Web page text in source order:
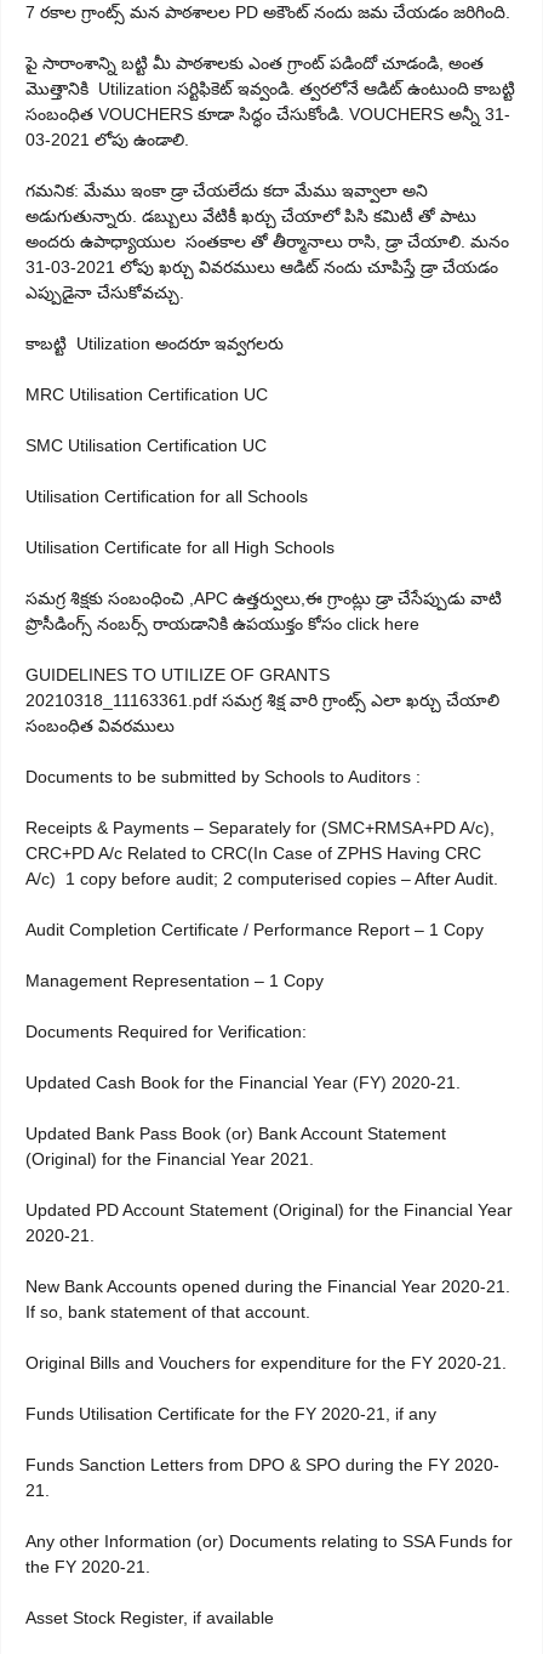
7 రకాల గ్రాంట్స్ మన పాఠశాలల PD అకౌంట్ నందు జమ చేయడం జరిగింది.
పై సారాంశాన్ని బట్టి మీ పాఠశాలకు ఎంత గ్రాంట్ పడిందో చూడండి, అంత
మొత్తానికి Utilization సర్టిఫికెట్ ఇవ్వండి. త్వరలోనే ఆడిట్ ఉంటుంది కాబట్టి
సంబంధిత VOUCHERS కూడా సిద్ధం చేసుకోండి. VOUCHERS అన్నీ 31-
03-2021 లోపు ఉండాలి.
గమనిక: మేము ఇంకా డ్రా చేయలేదు కదా మేము ఇవ్వాలా అని
అడుగుతున్నారు. డబ్బులు వేటికీ ఖర్చు చేయాలో పిసి కమిటీ తో పాటు
అందరు ఉపాధ్యాయుల సంతకాల తో తీర్మానాలు రాసి, డ్రా చేయాలి. మనం
31-03-2021 లోపు ఖర్చు వివరములు ఆడిట్ నందు చూపిస్తే డ్రా చేయడం
ఎప్పుడైనా చేసుకోవచ్చు.
కాబట్టి Utilization అందరూ ఇవ్వగలరు
MRC Utilisation Certification UC
SMC Utilisation Certification UC
Utilisation Certification for all Schools
Utilisation Certificate for all High Schools
సమగ్ర శిక్షకు సంబంధించి ,APC ఉత్తర్వులు,ఈ గ్రాంట్లు డ్రా చేసేప్పుడు వాటి
ప్రొసీడింగ్స్ నంబర్స్ రాయడానికి ఉపయుక్తం కోసం click here
GUIDELINES TO UTILIZE OF GRANTS
20210318_11163361.pdf సమగ్ర శిక్ష వారి గ్రాంట్స్ ఎలా ఖర్చు చేయాలి
సంబంధిత వివరములు
Documents to be submitted by Schools to Auditors :
Receipts & Payments – Separately for (SMC+RMSA+PD A/c),
CRC+PD A/c Related to CRC(In Case of ZPHS Having CRC
A/c) 1 copy before audit; 2 computerised copies – After Audit.
Audit Completion Certificate / Performance Report – 1 Copy
Management Representation – 1 Copy
Documents Required for Verification:
Updated Cash Book for the Financial Year (FY) 2020-21.
Updated Bank Pass Book (or) Bank Account Statement
(Original) for the Financial Year 2021.
Updated PD Account Statement (Original) for the Financial Year
2020-21.
New Bank Accounts opened during the Financial Year 2020-21.
If so, bank statement of that account.
Original Bills and Vouchers for expenditure for the FY 2020-21.
Funds Utilisation Certificate for the FY 2020-21, if any
Funds Sanction Letters from DPO & SPO during the FY 2020-
21.
Any other Information (or) Documents relating to SSA Funds for
the FY 2020-21.
Asset Stock Register, if available